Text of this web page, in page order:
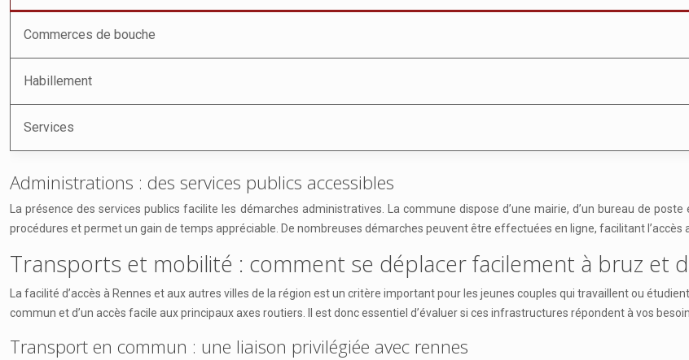
Commerces de bouche
Habillement
Services
Administrations : des services publics accessibles
La présence des services publics facilite les démarches administratives. La commune dispose d’une mairie, d’un bureau de
procédures et permet un gain de temps appréciable. De nombreuses démarches peuvent être effectuées en ligne, facilitant l’accès
Transports et mobilité : comment se déplacer facilement à bruz et
La facilité d’accès à Rennes et aux autres villes de la région est un critère important pour les jeunes couples qui travaillent ou
commun et d’un accès facile aux principaux axes routiers. Il est donc essentiel d’évaluer si ces infrastructures répondent à vos
Transport en commun : une liaison privilégiée avec rennes